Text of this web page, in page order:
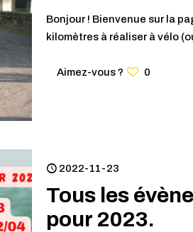
Bonjour ! Bienvenue sur la
kilomètres à réaliser à vélo
Aimez-vous ? 0
2022-11-23
Tous les
pour 2023.